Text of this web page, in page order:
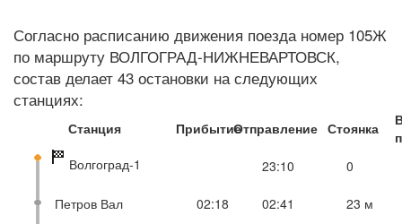
Согласно расписанию движения поезда номер 105Ж
по маршруту ВОЛГОГРАД-НИЖНЕВАРТОВСК,
состав делает 43 остановки на следующих
станциях:
Станция ПрибытиеОтправление Стоянка
Волгоград-1
23:10 0
Петров Вал 02:18 02:41
23 м